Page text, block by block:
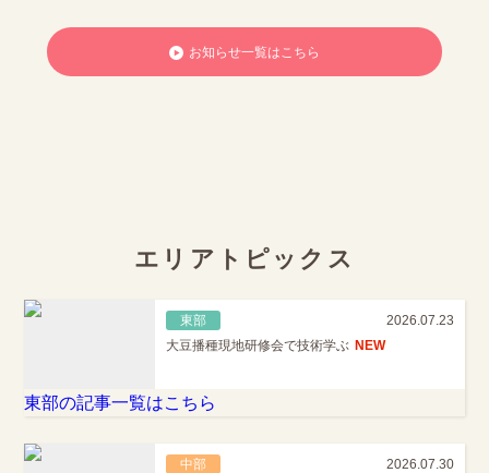
お知らせ一覧はこちら
エリアトピックス
東部
2026.07.23
大豆播種現地研修会で技術学ぶ NEW
東部の記事一覧はこちら
中部
2026.07.30